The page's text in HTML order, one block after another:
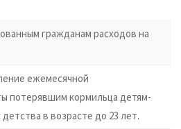
гражданам расходов на
ежемесячной
потерявшим кормильца детям-
в возрасте до 23 лет.